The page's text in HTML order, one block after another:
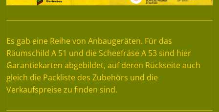
Es gab eine Reihe von Anbaugeräten. Für das
Räumschild A 51 und die Scheefräse A 53 sind hier
Garantiekarten abgebildet, auf deren Rückseite auch
gleich die Packliste des Zubehörs und die
Verkaufspreise zu finden sind.